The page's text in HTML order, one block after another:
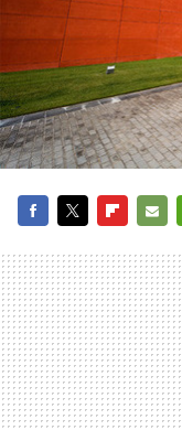
MAIL